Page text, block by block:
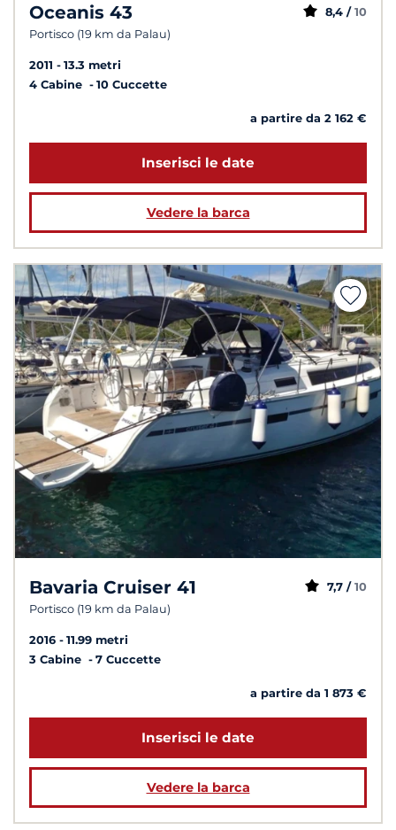
Oceanis 43
Portisco (19 km da Palau)
8,4 / 10
2011
13.3 metri
4 Cabine
10 Cuccette
a partire da 2 162 €
Inserisci le date
Vedere la barca
Bavaria Cruiser 41
Portisco (19 km da Palau)
7,7 / 10
2016
11.99 metri
3 Cabine
7 Cuccette
a partire da 1 873 €
Inserisci le date
Vedere la barca